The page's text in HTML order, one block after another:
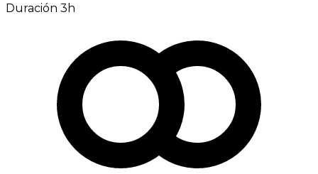
Duración 3h